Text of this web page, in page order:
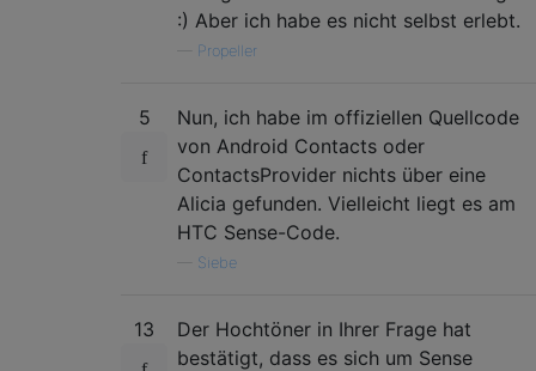
:) Aber ich habe es nicht selbst erlebt.
Propeller
5
Nun, ich habe im offiziellen Quellcode
von Android Contacts oder
ContactsProvider nichts über eine
Alicia gefunden. Vielleicht liegt es am
HTC Sense-Code.
Siebe
13
Der Hochtöner in Ihrer Frage hat
bestätigt, dass es sich um Sense